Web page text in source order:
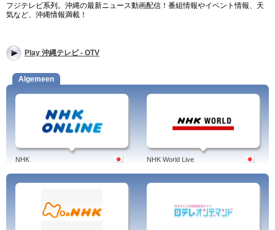
フジテレビ系列。沖縄の最新ニュース動画配信！番組情報やイベント情報、天
気など、沖縄情報満載！
Play 沖縄テレビ - OTV
Algemeen
NHK NHK World Live